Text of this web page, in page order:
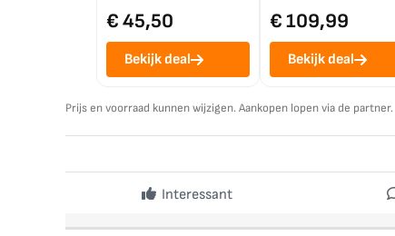
€ 45,50
Bekijk deal
€ 109,99
Bekijk deal
Prijs en voorraad kunnen wijzigen. Aankopen lopen via de partner.
Interessant